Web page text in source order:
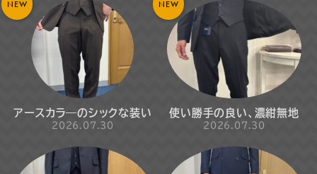
アースカラ―のシックな装い
2026.07.30
NEW
使い勝手の良い、濃紺無地
2026.07.30
NEW